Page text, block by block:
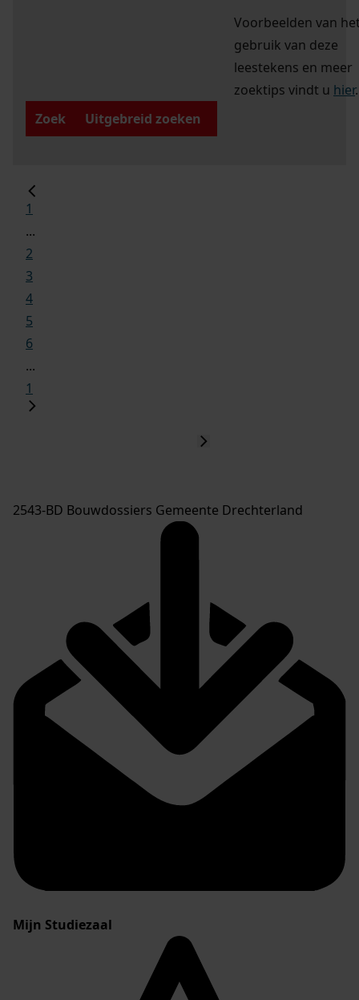
Voorbeelden van
gebruik van deze
leestekens en meer
zoektips vindt u hier.
Zoek
Uitgebreid zoeken
1
...
2
3
4
5
6
...
1
2543-BD Bouwdossiers Gemeente Drechterland
Mijn Studiezaal